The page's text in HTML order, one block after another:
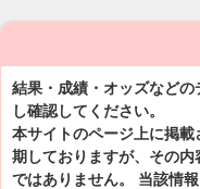
結果・成績・オッズなど
し確認してください。
本サイトのページ上に掲
期しておりますが、その
ではありません。 当該情